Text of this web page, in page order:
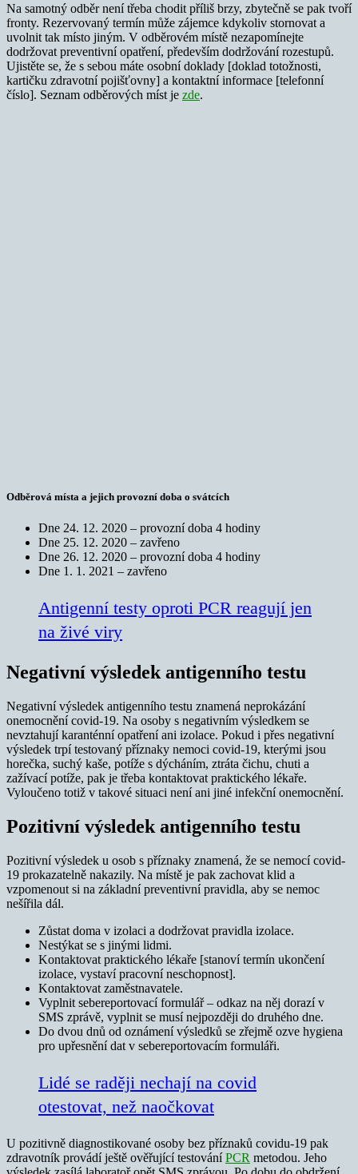
Na samotný odběr není třeba chodit příliš brzy, zbytečně se pak tvoří
fronty. Rezervovaný termín může zájemce kdykoliv stornovat a
uvolnit tak místo jiným. V odběrovém místě nezapomínejte
dodržovat preventivní opatření, především dodržování rozestupů.
Ujistěte se, že s sebou máte osobní doklady [doklad totožnosti,
kartičku zdravotní pojišťovny] a kontaktní informace [telefonní
číslo]. Seznam odběrových míst je zde.
Odběrová místa a jejich provozní doba o svátcích
Dne 24. 12. 2020 – provozní doba 4 hodiny
Dne 25. 12. 2020 – zavřeno
Dne 26. 12. 2020 – provozní doba 4 hodiny
Dne 1. 1. 2021 – zavřeno
Antigenní testy oproti PCR reagují jen
na živé viry
Negativní výsledek antigenního testu
Negativní výsledek antigenního testu znamená neprokázání
onemocnění covid-19. Na osoby s negativním výsledkem se
nevztahují karanténní opatření ani izolace. Pokud i přes negativní
výsledek trpí testovaný příznaky nemoci covid-19, kterými jsou
horečka, suchý kaše, potíže s dýcháním, ztráta čichu, chuti a
zažívací potíže, pak je třeba kontaktovat praktického lékaře.
Vyloučeno totiž v takové situaci není ani jiné infekční onemocnění.
Pozitivní výsledek antigenního testu
Pozitivní výsledek u osob s příznaky znamená, že se nemocí covid-
19 prokazatelně nakazily. Na místě je pak zachovat klid a
vzpomenout si na základní preventivní pravidla, aby se nemoc
nešířila dál.
Zůstat doma v izolaci a dodržovat pravidla izolace.
Nestýkat se s jinými lidmi.
Kontaktovat praktického lékaře [stanoví termín ukončení
izolace, vystaví pracovní neschopnost].
Kontaktovat zaměstnavatele.
Vyplnit sebereportovací formulář – odkaz na něj dorazí v
SMS zprávě, vyplnit se musí nejpozději do druhého dne.
Do dvou dnů od oznámení výsledků se zřejmě ozve hygiena
pro upřesnění dat v sebereportovacím formuláři.
Lidé se raději nechají na covid
otestovat, než naočkovat
U pozitivně diagnostikované osoby bez příznaků covidu-19 pak
zdravotník provádí ještě ověřující testování PCR metodou. Jeho